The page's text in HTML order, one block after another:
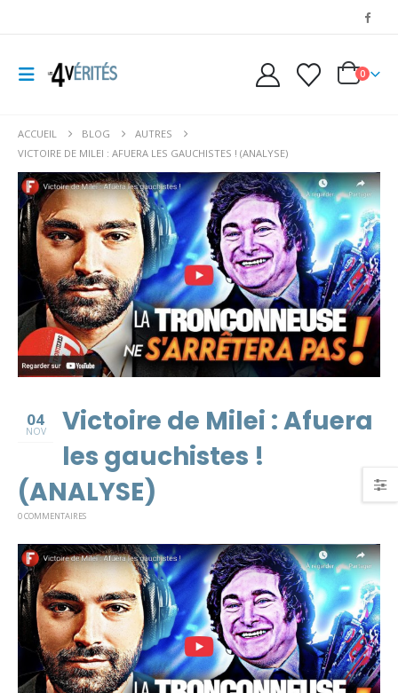
0
ACCUEIL BLOG
AUTRES
VICTOIRE DE MILEI : AFUERA LES GAUCHISTES ! (ANALYSE)
04
NOV
Victoire de Milei : Afuera
les gauchistes !
(ANALYSE)
0 COMMENTAIRES